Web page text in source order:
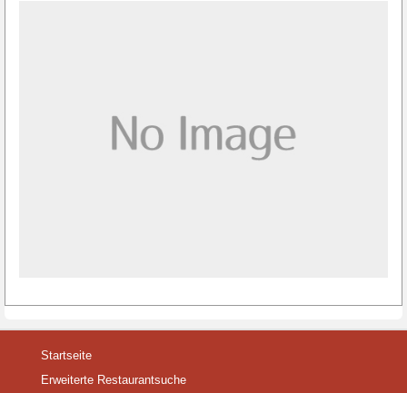
Startseite
Erweiterte Restaurantsuche